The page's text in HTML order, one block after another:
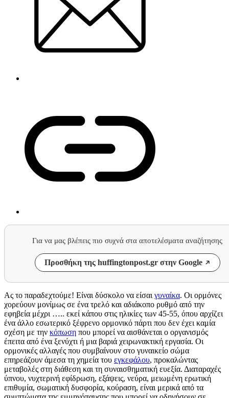
Για να μας βλέπεις πιο συχνά στα αποτελέσματα αναζήτησης
Προσθήκη της huffingtonpost.gr στην Google
Ας το παραδεχτούμε! Είναι δύσκολο να είσαι γυναίκα. Οι ορμόνες
χορεύουν μονίμως σε ένα τρελό και αδιάκοπο ρυθμό από την
εφηβεία μέχρι ….. εκεί κάπου στις ηλικίες των 45-55, όπου αρχίζει
ένα άλλο εσωτερικό ξέφρενο ορμονικό πάρτι που δεν έχει καμία
σχέση με την κόπωση που μπορεί να αισθάνεται ο οργανισμός
έπειτα από ένα ξενύχτι ή μια βαριά χειρωνακτική εργασία. Οι
ορμονικές αλλαγές που συμβαίνουν στο γυναικείο σώμα
επηρεάζουν άμεσα τη χημεία του εγκεφάλου, προκαλώντας
μεταβολές στη διάθεση και τη συναισθηματική ευεξία. Διαταραχές
ύπνου, νυχτερινή εφίδρωση, εξάψεις, νεύρα, μειωμένη ερωτική
επιθυμία, σωματική δυσφορία, κούραση, είναι μερικά από τα